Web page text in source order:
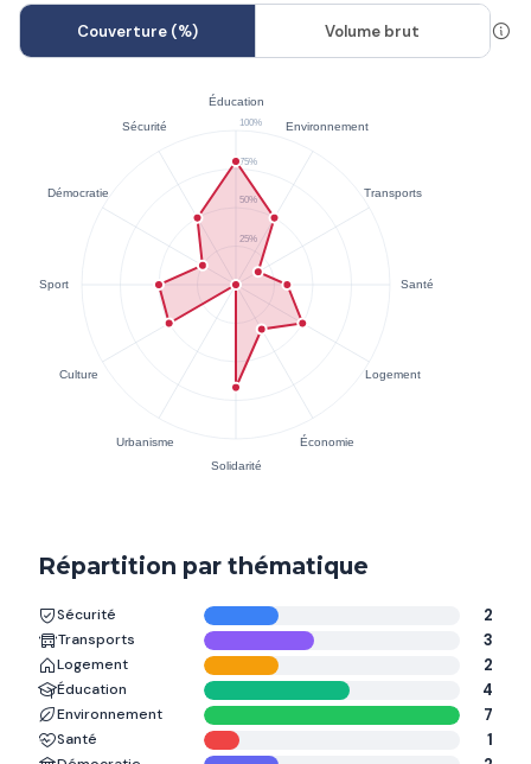
Couverture (%) Volume brut
Répartition par thématique
Sécurité 2
Transports 3
Logement 2
Éducation 4
Environnement 7
Santé 1